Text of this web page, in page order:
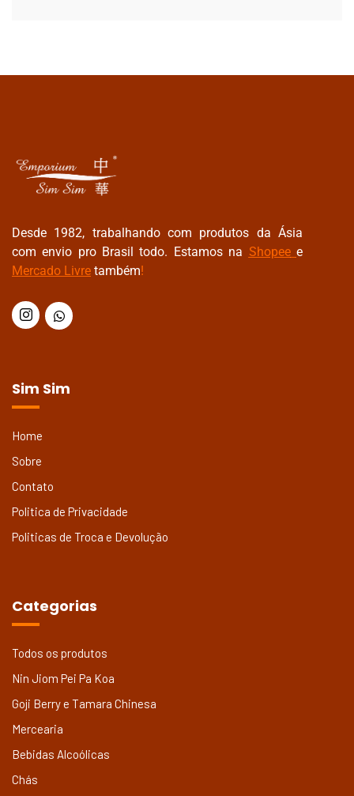
Desde 1982, trabalhando com produtos da Ásia
com envio pro Brasil todo. Estamos na Shopee e
Mercado Livre também!
Sim Sim
Home
Sobre
Contato
Politica de Privacidade
Politicas de Troca e Devolução
Categorias
Todos os produtos
Nin Jiom Pei Pa Koa
Goji Berry e Tamara Chinesa
Mercearia
Bebidas Alcoólicas
Chás